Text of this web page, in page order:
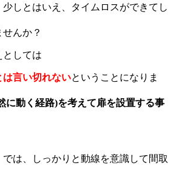
しとはいえ、タイムロスができてし
んか？
としては
言い切れないということになりま
に動く経路)を考えて扉を設置する事
は、しっかりと動線を意識して間取